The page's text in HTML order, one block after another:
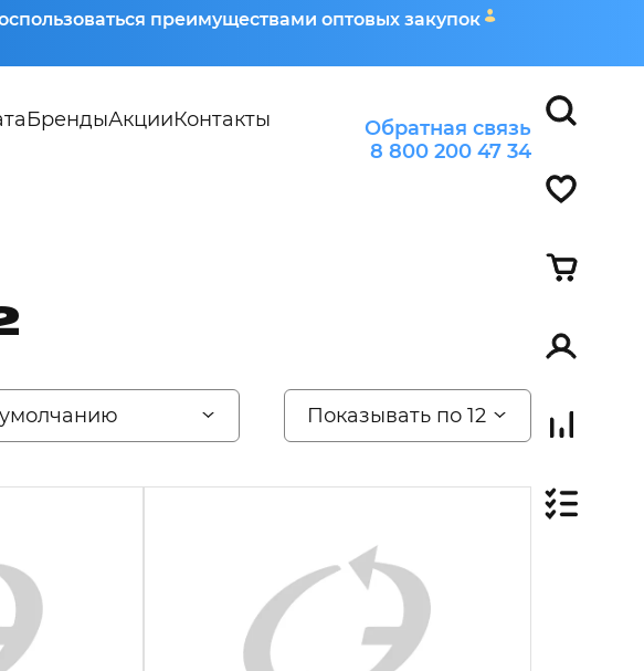
преимуществами оптовых закупок
БрендыАкцииКонтакты
Обратная связь
8 800 200 47 34
Показывать по 12